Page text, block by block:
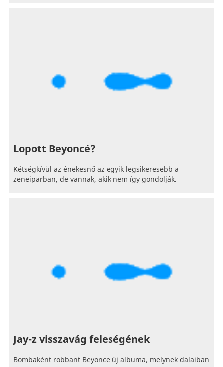
Lopott Beyoncé?
Kétségkívül az énekesnő az egyik legsikeresebb a
zeneiparban, de vannak, akik nem így gondolják.
Jay-z visszavág feleségének
Bombaként robbant Beyonce új albuma, melynek dalaiban